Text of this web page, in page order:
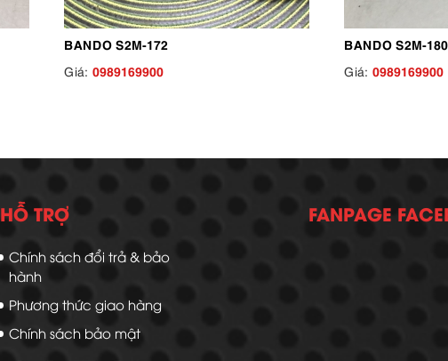
BANDO S2M-172
Giá: 0989169900
BANDO S2M-180
Giá: 0989169900
HỖ TRỢ
Chính sách đổi trả & bảo
hành
Phương thức giao hàng
Chính sách bảo mật
FANPAGE